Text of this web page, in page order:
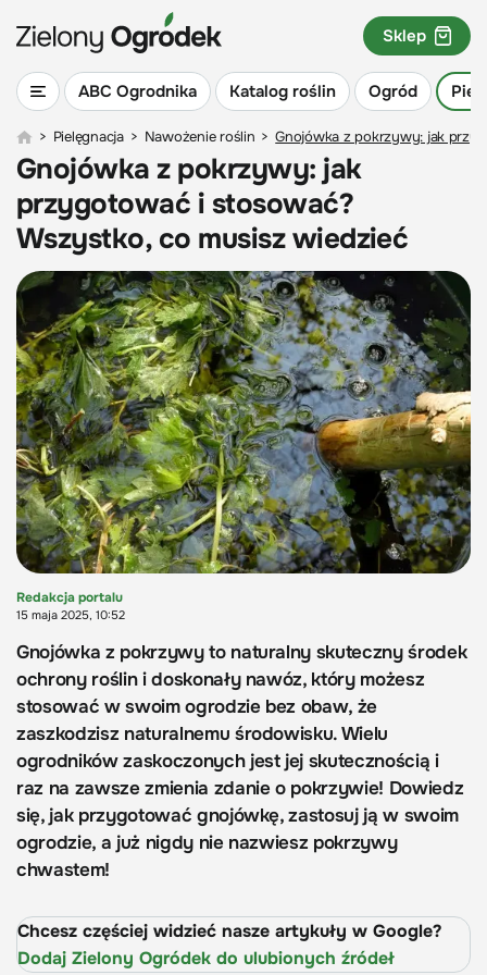
ABC Ogrodnika Katalog roślin Ogród
Sklep
> Pielęgnacja > Nawożenie roślin > Gnojówka z pokrzywy: jak
Gnojówka z pokrzywy: jak
przygotować i stosować?
Wszystko, co musisz wiedzieć
Redakcja portalu
15 maja 2025, 10:52
Gnojówka z pokrzywy to naturalny skuteczny środek
ochrony roślin i doskonały nawóz, który możesz
stosować w swoim ogrodzie bez obaw, że
zaszkodzisz naturalnemu środowisku. Wielu
ogrodników zaskoczonych jest jej skutecznością i
raz na zawsze zmienia zdanie o pokrzywie! Dowiedz
się, jak przygotować gnojówkę, zastosuj ją w swoim
ogrodzie, a już nigdy nie nazwiesz pokrzywy
chwastem!
Chcesz częściej widzieć nasze artykuły w Google?
Dodaj Zielony Ogródek do ulubionych źródeł